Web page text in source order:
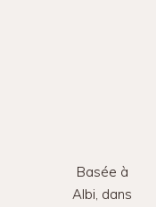
Basée à
Albi, dans